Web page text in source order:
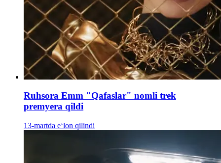
Ruhsora Emm "Qafaslar" nomli trek
premyera qildi
13-martda e‘lon qilindi